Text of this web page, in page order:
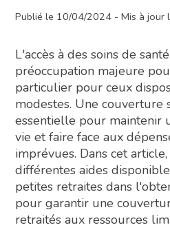
Publié le 10/04/2024 - Mis à jour
L'accès à des soins de
préoccupation majeure
particulier pour ceux
modestes. Une couverture
essentielle pour maintenir
vie et faire face aux
imprévues. Dans cet
différentes aides
petites retraites dans
pour garantir une
retraités aux ressources